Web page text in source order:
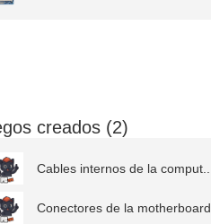
creados (2)
Cables internos de la comput...
Conectores de la motherboard